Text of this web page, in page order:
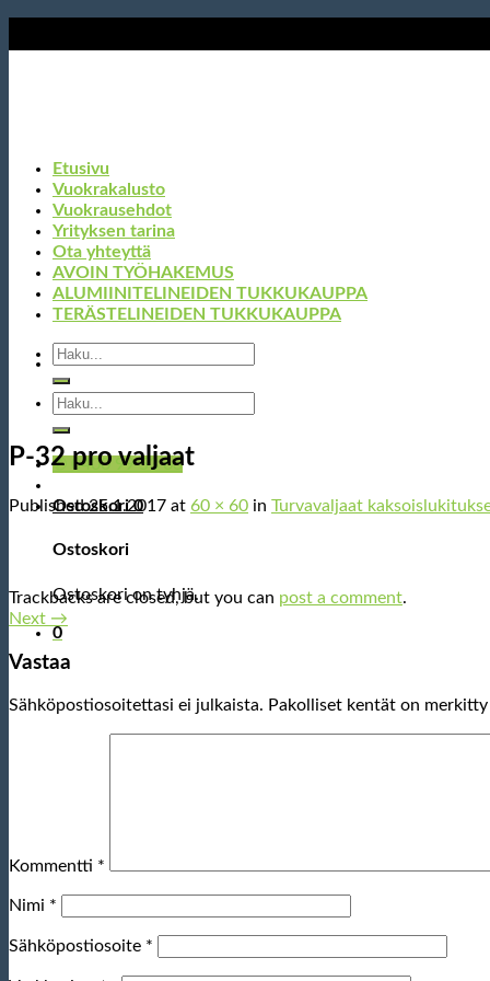
to
Etsi:
✆ 0400 99 53 63
Ostoskori0
Ostoskori
Ostoskori on tyhjä.
0
Etusivu
Vuokrakalusto
Vuokrausehdot
Yrityksen tarina
Ota yhteyttä
AVOIN TYÖHAKEMUS
ALUMIINITELINEIDEN TUKKUKAUPPA
TERÄSTELINEIDEN TUKKUKAUPPA
Etsi:
P-32 pro valjaat
Published25.1.2017 at 60 × 60 in Turvavaljaat
Trackbacks are closed, but you can post a comment.
Next →
Vastaa
Sähköpostiosoitettasi ei julkaista. Pakolliset kentät on merkitty
Kommentti *
Nimi *
Sähköpostiosoite *